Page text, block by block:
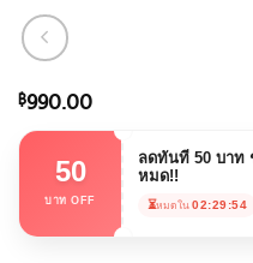
฿990.00
50
บาท OFF
ลดทันที 50 บาท
หมด!!
⏳หมดใน 02:29:54